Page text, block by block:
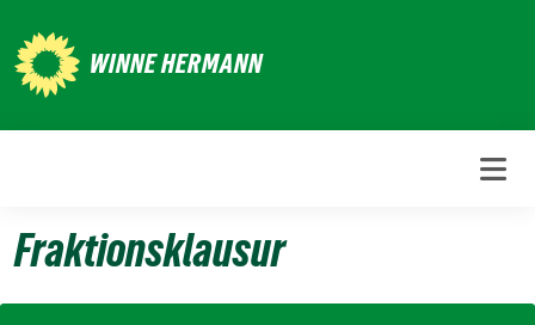
zum
Inhalt
WINNE HERMANN
Fraktionsklausur